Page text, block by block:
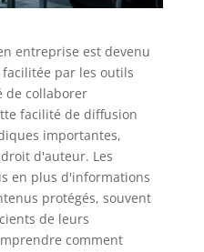
entreprise est devenu
par les outils
de collaborer
facilité de diffusion
importantes,
d'auteur. Les
en plus d'informations
protégés, souvent
de leurs
comment